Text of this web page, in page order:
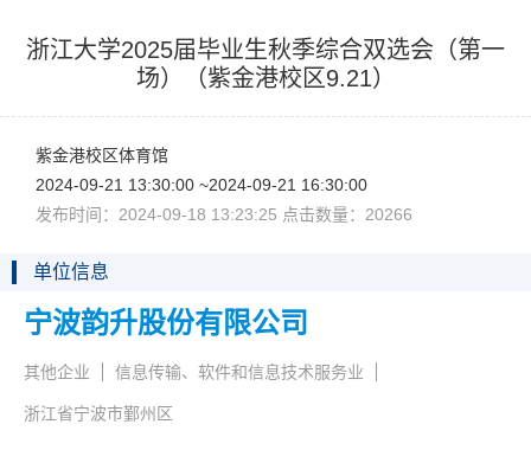
浙江大学2025届毕业生秋季综合双选会（第一
场）（紫金港校区9.21）
紫金港校区体育馆
2024-09-2113:30:00~2024-09-2116:30:00
发布时间：2024-09-1813:23:25点击数量：20266
单位信息
宁波韵升股份有限公司
其他企业 信息传输、软件和信息技术服务业
浙江省宁波市鄞州区